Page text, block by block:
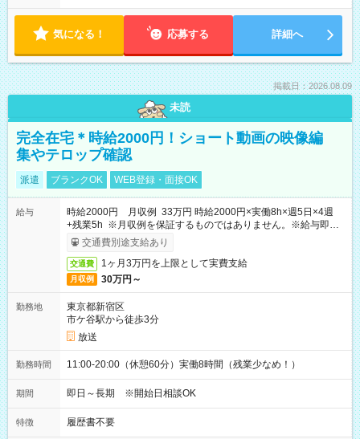
気になる！ 応募する 詳細へ
掲載日：2026.08.09
未読
完全在宅＊時給2000円！ショート動画の映像編
集やテロップ確認
派遣 ブランクOK WEB登録・面接OK
給与
時給2000円 月収例 33万円 時給2000円×実働8h×週5日×4週
+残業5h ※月収例を保証するものではありません。※給与即受
取りサービス利用可（利用条件有）
交通費別途支給あり
交通費 1ヶ月3万円を上限として実費支給
月収例 30万円～
勤務地
東京都新宿区
市ケ谷駅から徒歩3分
放送
勤務時間 11:00-20:00（休憩60分）実働8時間（残業少なめ！）
期間 即日～長期 ※開始日相談OK
特徴 履歴書不要